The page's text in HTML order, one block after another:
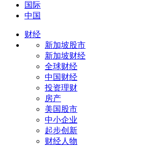
国际
中国
财经
新加坡股市
新加坡财经
全球财经
中国财经
投资理财
房产
美国股市
中小企业
起步创新
财经人物